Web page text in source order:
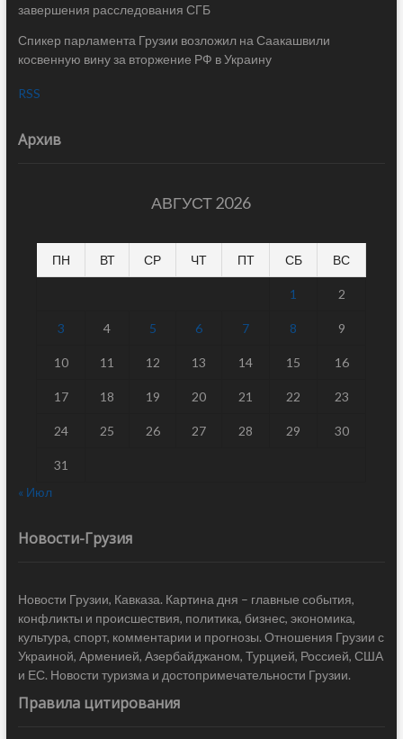
завершения расследования СГБ
Спикер парламента Грузии возложил на Саакашвили
косвенную вину за вторжение РФ в Украину
RSS
Архив
АВГУСТ 2026
ПН ВТ СР ЧТ ПТ СБ ВС
1 2
3 4 5 6 7 8 9
10 11 12 13 14 15 16
17 18 19 20 21 22 23
24 25 26 27 28 29 30
31
« Июл
Новости-Грузия
Новости Грузии, Кавказа. Картина дня – главные события,
конфликты и происшествия, политика, бизнес, экономика,
культура, спорт, комментарии и прогнозы. Отношения Грузии с
Украиной, Арменией, Азербайджаном, Турцией, Россией, США
и ЕС. Новости туризма и достопримечательности Грузии.
Правила цитирования